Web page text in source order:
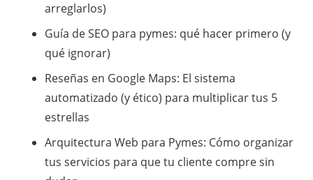
arreglarlos)
Guía de SEO para pymes: qué hacer primero (y
qué ignorar)
​Reseñas en Google Maps: El sistema
automatizado (y ético) para multiplicar tus 5
estrellas
​Arquitectura Web para Pymes: Cómo organizar
tus servicios para que tu cliente compre sin